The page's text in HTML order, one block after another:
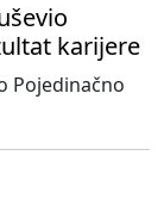
karijere
Pojedinačno